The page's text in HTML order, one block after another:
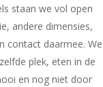
staan we vol open
andere dimensies,
contact daarmee. We
plek, eten in de
en nog niet door